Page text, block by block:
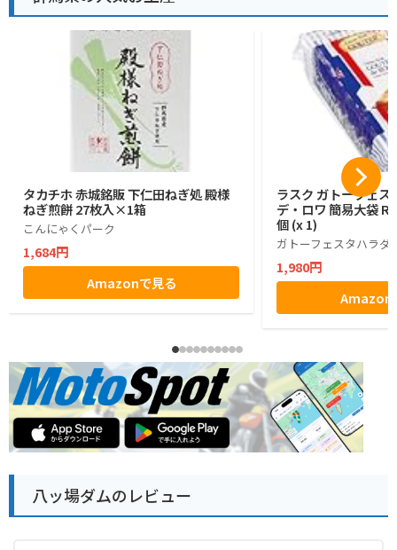
タカチホ 赤城銘販 下仁田ねぎ処 殿様
ねぎ煎餅 27枚入×1箱
こんにゃくパーク
1,684円
Amazonで見る
ラスク ガトーフェス
デ・ロワ 簡易大袋
個 (x 1)
ガトーフェスタハラダ
1,980円
Amazon
八ッ場ダムのレビュー